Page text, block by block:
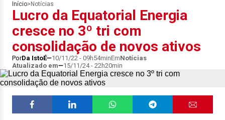
Início> Notícias
Lucro da Equatorial Energia
cresce no 3º tri com
consolidação de novos ativos
PorDa IstoÉ 10/11/22 - 09h54minEmNotícias
Atualizado em
15/11/24 - 22h20min